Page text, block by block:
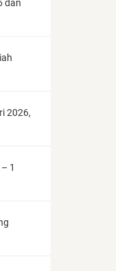
dan
2026,
1